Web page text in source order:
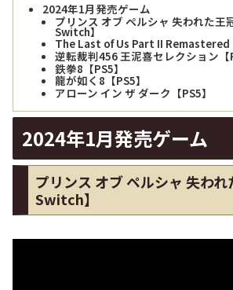
2024年1月発売ゲーム
プリンス オブ ペルシャ 失われた王
Switch】
The Last of Us Part II Remastered
逆転裁判456 王泥喜セレクション【
鉄拳8【PS5】
龍が如く8【PS5】
アローン イン ザ ダーク【PS5】
2024年1月発売ゲーム
プリンス オブ ペルシャ 失われ
Switch】